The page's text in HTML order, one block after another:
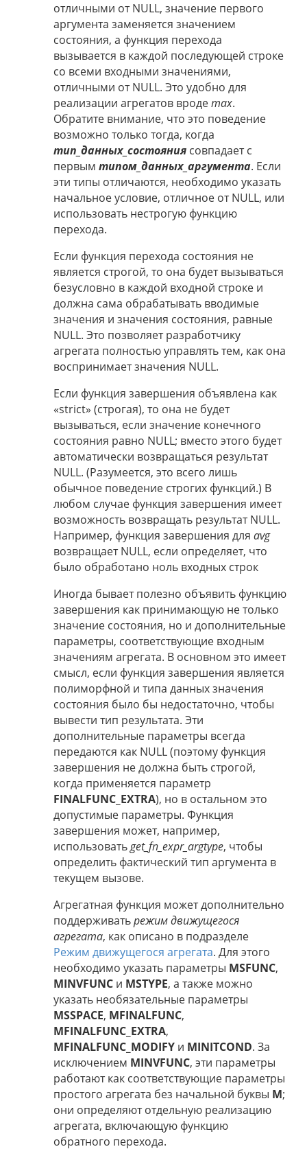
отличными от NULL, значение первого
аргумента заменяется значением
состояния, а функция перехода
вызывается в каждой последующей строке
со всеми входными значениями,
отличными от NULL. Это удобно для
реализации агрегатов вродеmax.
Обратите внимание, что это поведение
возможно только тогда, когда
тип_данных_состояния совпадает с
первым типом_данных_аргумента. Если
эти типы отличаются, необходимо указать
начальное условие, отличное от NULL, или
использовать нестрогую функцию
перехода.
Если функция перехода состояния не
является строгой, то она будет вызываться
безусловно в каждой входной строке и
должна сама обрабатывать вводимые
значения и значения состояния, равные
NULL. Это позволяет разработчику
агрегата полностью управлять тем, как она
воспринимает значения NULL.
Если функция завершения объявлена как
«strict» (строгая), то она не будет
вызываться, если значение конечного
состояния равно NULL; вместо этого будет
автоматически возвращаться результат
NULL. (Разумеется, это всего лишь
обычное поведение строгих функций.) В
любом случае функция завершения имеет
возможность возвращать результат NULL.
Например, функция завершения для avg
возвращает NULL, если определяет, что
было обработано ноль входных строк
Иногда бывает полезно объявить функцию
завершения как принимающую не только
значение состояния, но и дополнительные
параметры, соответствующие входным
значениям агрегата. В основном это имеет
смысл, если функция завершения является
полиморфной и типа данных значения
состояния было бы недостаточно, чтобы
вывести тип результата. Эти
дополнительные параметры всегда
передаются как NULL (поэтому функция
завершения не должна быть строгой,
когда применяется параметр
FINALFUNC_EXTRA), но в остальном это
допустимые параметры. Функция
завершения может, например,
использоватьget_fn_expr_argtype, чтобы
определить фактический тип аргумента в
текущем вызове.
Агрегатная функция может дополнительно
поддерживатьрежим движущегося
агрегата, как описано в подразделе
Режим движущегося агрегата. Для этого
необходимо указать параметры MSFUNC,
MINVFUNC и MSTYPE, а также можно
указать необязательные параметры
MSSPACE, MFINALFUNC,
MFINALFUNC_EXTRA,
MFINALFUNC_MODIFY и MINITCOND. За
исключением MINVFUNC, эти параметры
работают как соответствующие параметры
простого агрегата без начальной буквы M;
они определяют отдельную реализацию
агрегата, включающую функцию
обратного перехода.